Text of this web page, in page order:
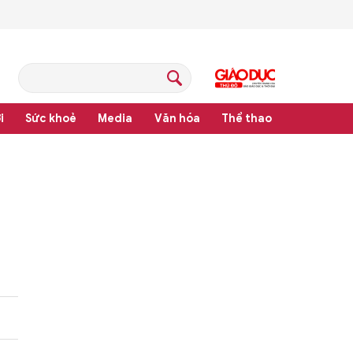
Sức khoẻ Media Văn hóa Thể thao